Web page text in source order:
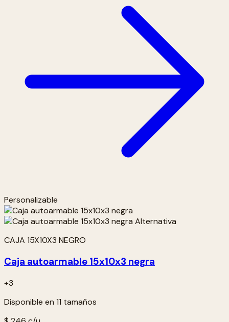
Personalizable
CAJA 15X10X3 NEGRO
Caja autoarmable 15x10x3 negra
+3
Disponible en 11 tamaños